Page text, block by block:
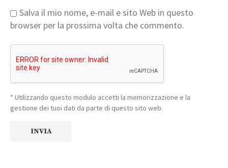
Salva il mio nome, e-mail e sito Web in questo
browser per la prossima volta che commento.
* Utilizzando questo modulo accetti la memorizzazione e la
gestione dei tuoi dati da parte di questo sito web.